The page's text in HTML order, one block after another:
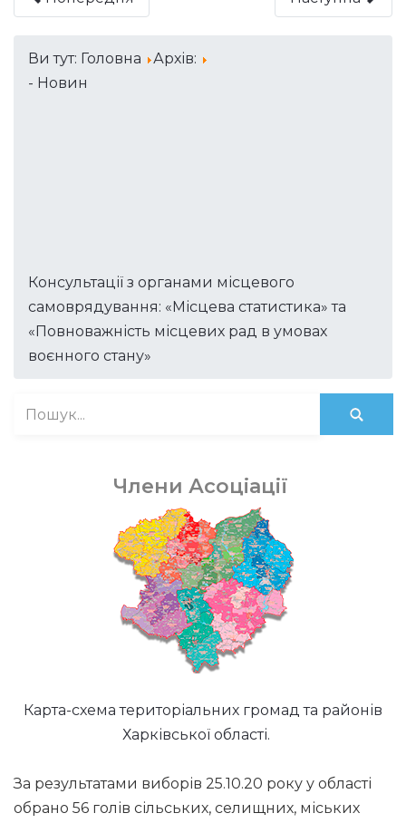
Ви тут: Головна
Архів:
- Новин
Консультації з органами місцевого
самоврядування: «Місцева статистика» та
«Повноважність місцевих рад в умовах
воєнного стану»
Члени Асоціації
Карта-схема територіальних громад та районів
Харківської області.
За результатами виборів 25.10.20 року у області
обрано 56 голів сільських, селищних, міських